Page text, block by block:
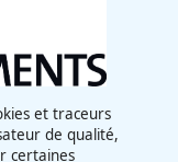
et traceurs
de qualité,
certaines